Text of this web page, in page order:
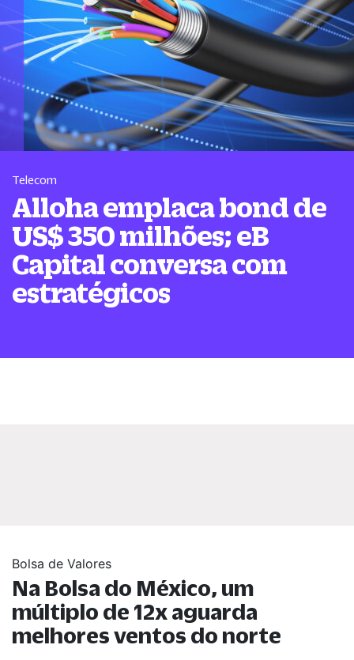
Telecom
Alloha emplaca bond de
US$ 350 milhões; eB
Capital conversa com
estratégicos
Bolsa de Valores
Na Bolsa do México, um
múltiplo de 12x aguarda
melhores ventos do norte